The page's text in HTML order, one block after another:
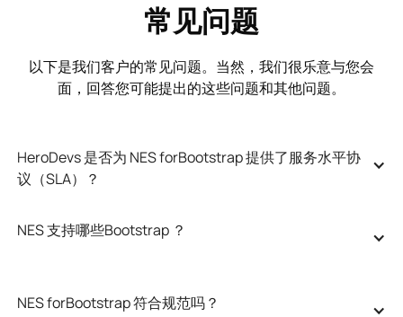
常见问题
以下是我们客户的常见问题。当然，我们很乐意与您会
面，回答您可能提出的这些问题和其他问题。
HeroDevs 是否为 NES forBootstrap 提供了服务水平协
议（SLA）？
NES 支持哪些Bootstrap ？
NES forBootstrap 符合规范吗？